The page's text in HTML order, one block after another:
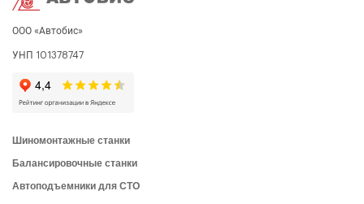
ООО «Автобис»
УНП 101378747
Шиномонтажные станки
Балансировочные станки
Автоподъемники для СТО